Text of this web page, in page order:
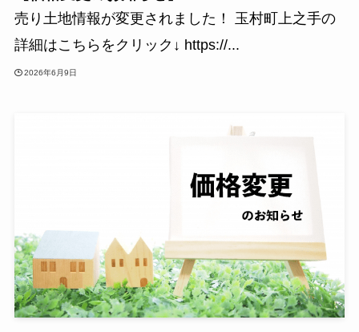
売り土地情報が変更されました！ 玉村町上之手の
詳細はこちらをクリック↓ https://...
2026年6月9日